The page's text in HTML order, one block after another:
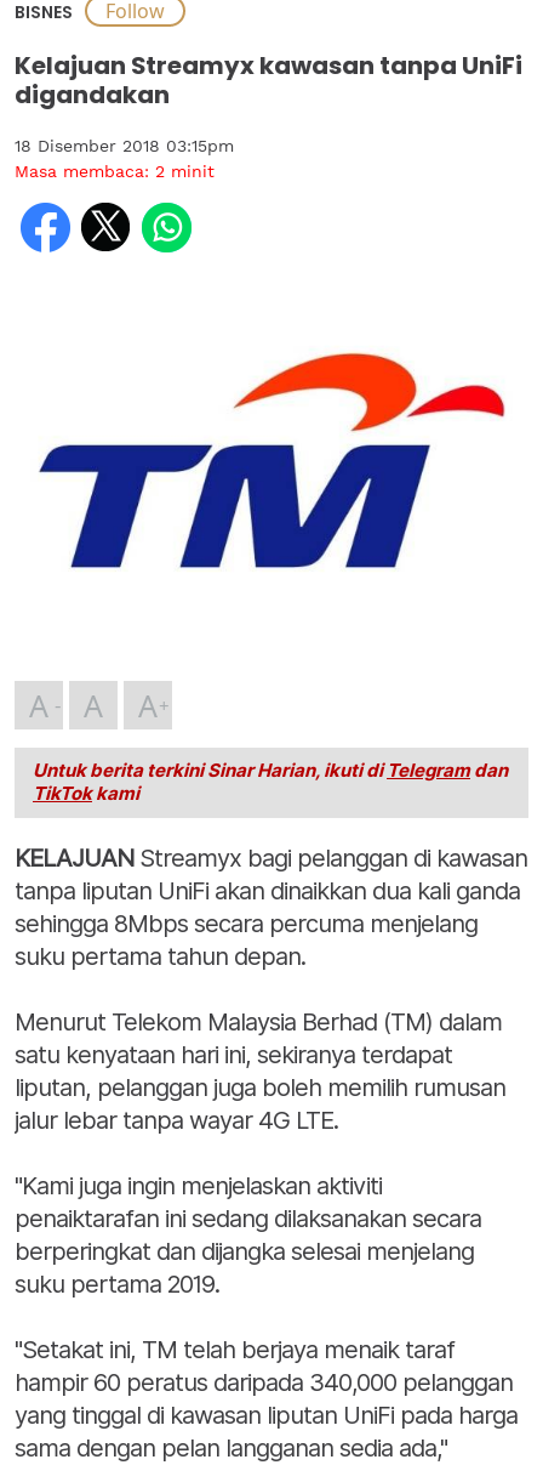
BISNES
Kelajuan Streamyx kawasan tanpa UniFi
digandakan
18 Disember 2018 03:15pm
Masa membaca: 2 minit
A A A
Untuk berita terkini Sinar Harian, ikuti di Telegramdan
TikTokkami
KELAJUAN Streamyx bagi pelanggan di kawasan
tanpa liputan UniFi akan dinaikkan dua kali ganda
sehingga 8Mbps secara percuma menjelang
suku pertama tahun depan.
Menurut Telekom Malaysia Berhad (TM) dalam
satu kenyataan hari ini, sekiranya terdapat
liputan, pelanggan juga boleh memilih rumusan
jalur lebar tanpa wayar 4G LTE.
"Kami juga ingin menjelaskan aktiviti
penaiktarafan ini sedang dilaksanakan secara
berperingkat dan dijangka selesai menjelang
suku pertama 2019.
"Setakat ini, TM telah berjaya menaik taraf
hampir 60 peratus daripada 340,000 pelanggan
yang tinggal di kawasan liputan UniFi pada harga
sama dengan pelan langganan sedia ada,"